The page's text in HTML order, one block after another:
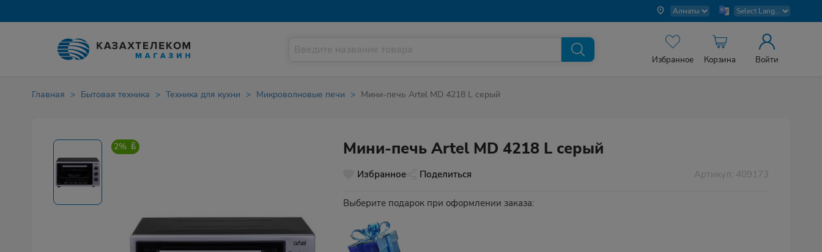
Избранное Корзина Войти
Главная Бытовая техника Техника для кухни Микроволновые печи Мини-печь Artel MD 4218 L серый
2% Мини-печь Artel MD 4218 L серый
Избранное Поделиться Артикул: 409173
Выберите подарок при оформлении заказа: